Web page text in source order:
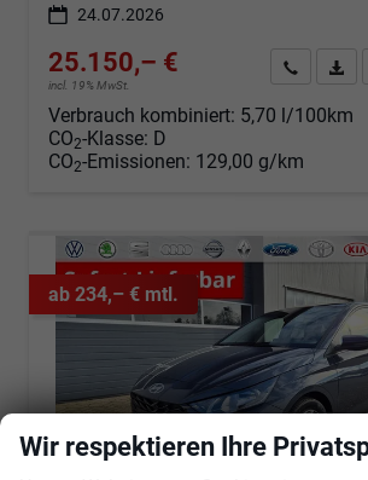
24.07.2026
25.150,– €
incl. 19% MwSt.
Angebot
Verbrauch kombiniert: 5,70 l/100km
CO2-Klasse: D
CO2-Emissionen: 129,00 g/km
ab 234,– € mtl.
Wir respektieren Ihre